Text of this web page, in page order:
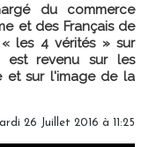
du commerce
et des Français de
« les 4 vérités » sur
est revenu sur les
et sur l'image de la
26 Juillet 2016 à 11:25